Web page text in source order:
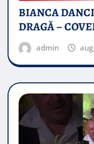
BIANCA
DRAGĂ –
admin